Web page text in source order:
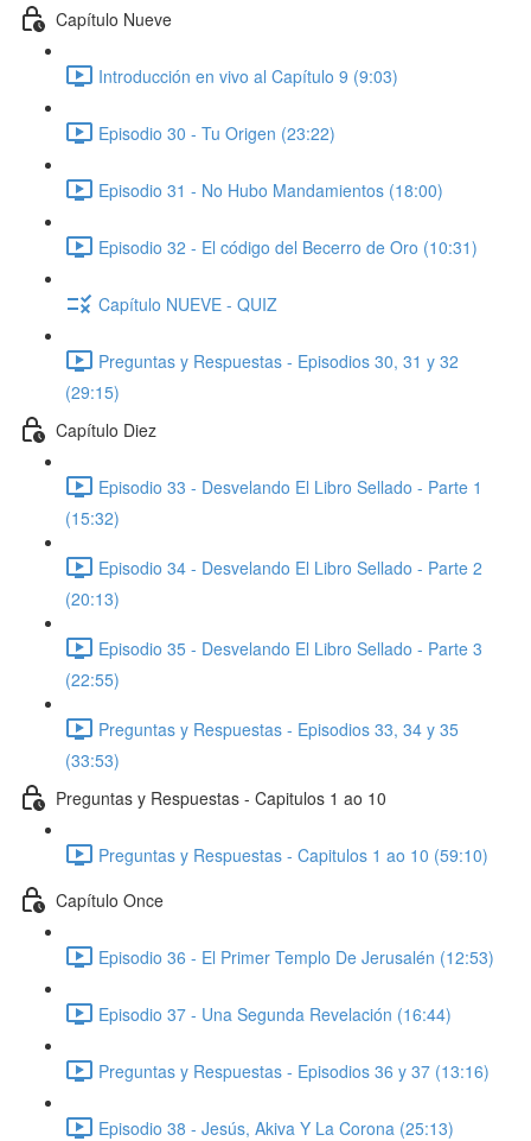
Capítulo Nueve
Introducción en vivo al Capítulo 9 (9:03)
Episodio 30 - Tu Origen (23:22)
Episodio 31 - No Hubo Mandamientos (18:00)
Episodio 32 - El código del Becerro de Oro (10:31)
Capítulo NUEVE - QUIZ
Preguntas y Respuestas - Episodios 30, 31 y 32
(29:15)
Capítulo Diez
Episodio 33 - Desvelando El Libro Sellado - Parte 1
(15:32)
Episodio 34 - Desvelando El Libro Sellado - Parte 2
(20:13)
Episodio 35 - Desvelando El Libro Sellado - Parte 3
(22:55)
Preguntas y Respuestas - Episodios 33, 34 y 35
(33:53)
Preguntas y Respuestas - Capitulos 1 ao 10
Preguntas y Respuestas - Capitulos 1 ao 10 (59:10)
Capítulo Once
Episodio 36 - El Primer Templo De Jerusalén (12:53)
Episodio 37 - Una Segunda Revelación (16:44)
Preguntas y Respuestas - Episodios 36 y 37 (13:16)
Episodio 38 - Jesús, Akiva Y La Corona (25:13)